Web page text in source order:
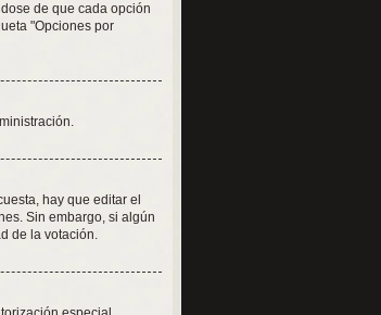
de que cada opción
"Opciones por
hay que editar el
Sin embargo, si algún
de la votación.